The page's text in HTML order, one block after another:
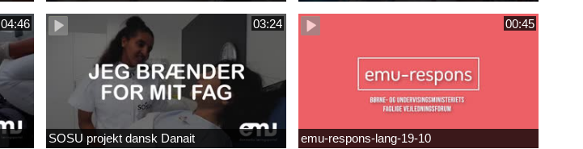
04:46 03:24
SOSU projekt dansk Danait
00:45
emu-respons-lang-19-10